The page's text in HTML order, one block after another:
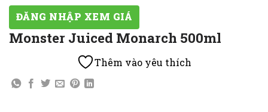
ĐĂNG NHẬP XEM GIÁ
Monster Juiced Monarch 500ml
Thêm vào yêu thích